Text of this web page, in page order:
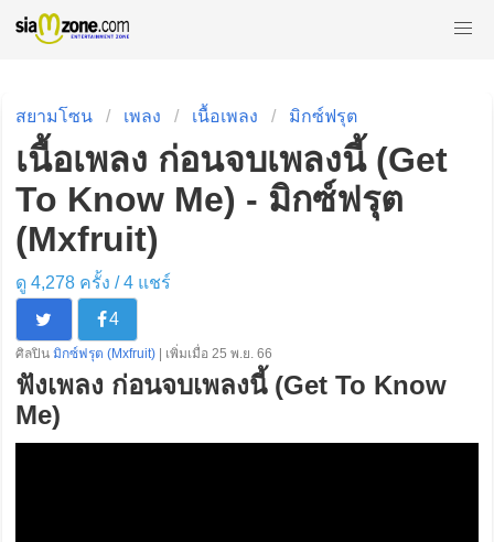
สยามโซน เพลง เนื้อเพลง มิกซ์ฟรุต
เนื้อเพลง ก่อนจบเพลงนี้ (Get
To Know Me) - มิกซ์ฟรุต
(Mxfruit)
ดู 4,278 ครั้ง /4แชร์
4
ศิลปิน มิกซ์ฟรุต (Mxfruit) | เพิ่มเมื่อ 25 พ.ย. 66
ฟังเพลง ก่อนจบเพลงนี้ (Get To Know
Me)